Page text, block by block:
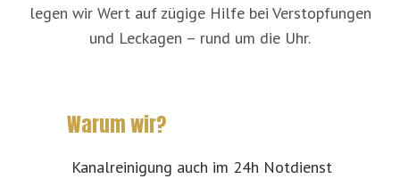
legen wir Wert auf zügige Hilfe bei Verstopfungen
und Leckagen – rund um die Uhr.
Warum wir?
Kanalreinigung auch im 24h Notdienst